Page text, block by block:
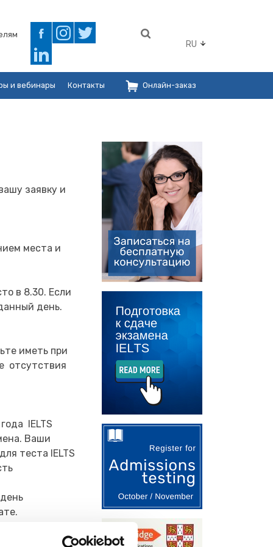
RU
и вебинары Контакты Онлайн-заказ
заявку и
места и
в 8.30. Если
день.
иметь при
отсутствия
IELTS
Ваши
теста IELTS